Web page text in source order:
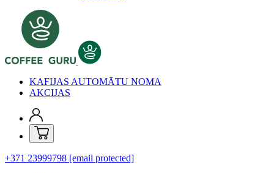
KAFIJAS AUTOMĀTU NOMA
AKCIJAS
+371 23999798 [email protected]